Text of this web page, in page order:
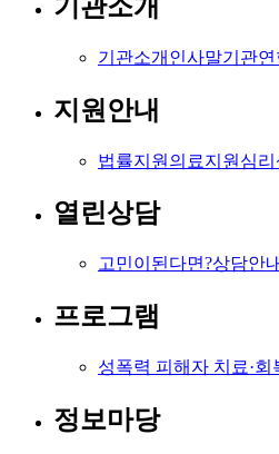
기관소개
기관소개 인사말기관연
지원안내
법률지원 의료지원 심
열린상담
고민이된다면?상담안내
프로그램
성폭력 피해자 치료·회
정보마당